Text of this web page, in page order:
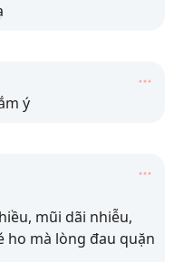
ý
mũi dãi nhiễu,
ho mà lòng đau quặn